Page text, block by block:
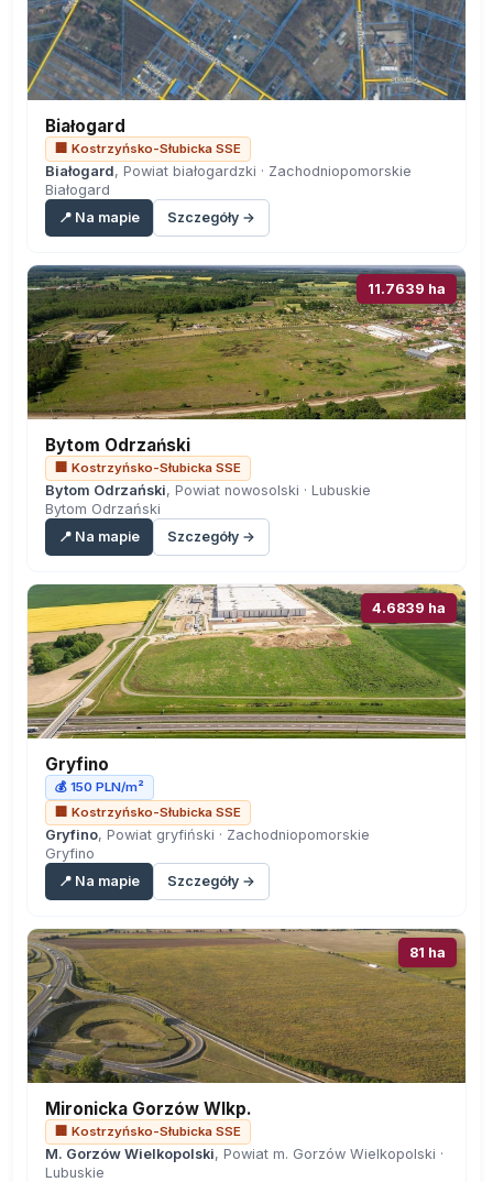
Białogard
🏢 Kostrzyńsko-Słubicka SSE
Białogard, Powiat białogardzki · Zachodniopomorskie
Białogard
📍 Na mapie
Szczegóły →
11.7639 ha
Bytom Odrzański
🏢 Kostrzyńsko-Słubicka SSE
Bytom Odrzański, Powiat nowosolski · Lubuskie
Bytom Odrzański
📍 Na mapie
Szczegóły →
4.6839 ha
Gryfino
💰 150 PLN/m²
🏢 Kostrzyńsko-Słubicka SSE
Gryfino, Powiat gryfiński · Zachodniopomorskie
Gryfino
📍 Na mapie
Szczegóły →
81 ha
Mironicka Gorzów Wlkp.
🏢 Kostrzyńsko-Słubicka SSE
M. Gorzów Wielkopolski, Powiat m. Gorzów Wielkopolski ·
Lubuskie